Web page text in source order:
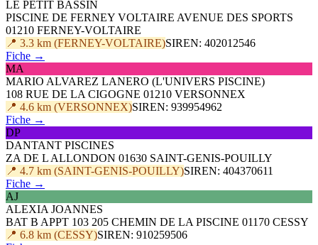
LE PETIT BASSIN
PISCINE DE FERNEY VOLTAIRE AVENUE DES SPORTS
01210 FERNEY-VOLTAIRE
📍 3.3 km (FERNEY-VOLTAIRE)SIREN: 402012546
Fiche →
MA
MARIO ALVAREZ LANERO (L'UNIVERS PISCINE)
108 RUE DE LA CIGOGNE 01210 VERSONNEX
📍 4.6 km (VERSONNEX)SIREN: 939954962
Fiche →
DP
DANTANT PISCINES
ZA DE L ALLONDON 01630 SAINT-GENIS-POUILLY
📍 4.7 km (SAINT-GENIS-POUILLY)SIREN: 404370611
Fiche →
AJ
ALEXIA JOANNES
BAT B APPT 103 205 CHEMIN DE LA PISCINE 01170 CESSY
📍 6.8 km (CESSY)SIREN: 910259506